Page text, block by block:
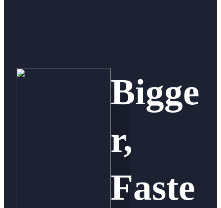
Bigge
r,
Faste